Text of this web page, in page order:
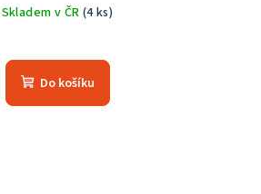
Skladem v ČR (4 ks)
hodnocení
produktu
Do košíku